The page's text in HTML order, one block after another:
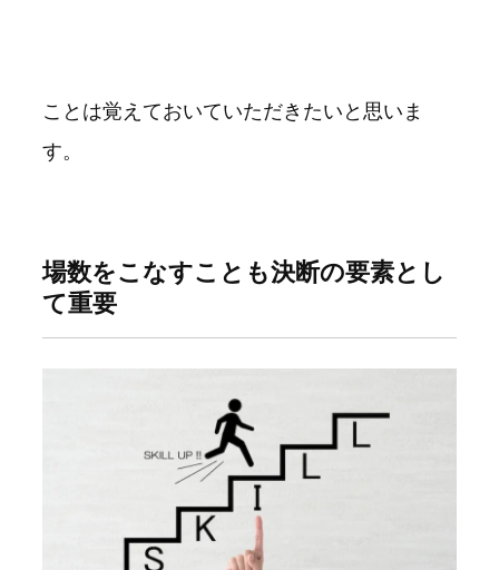
ことは覚えておいていただきたいと思いま
す。
場数をこなすことも決断の要素とし
て重要